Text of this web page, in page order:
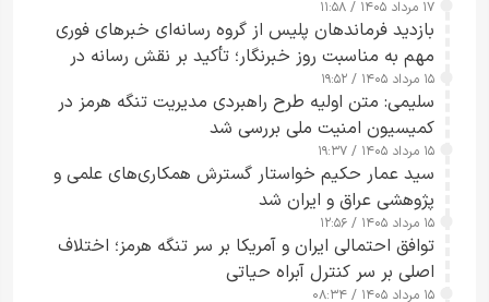
۱۷ مرداد ۱۴۰۵ / ۱۱:۵۸
بازدید فرماندهان پلیس از گروه رسانه‌ای خبرهای فوری
مهم به مناسبت روز خبرنگار؛ تأکید بر نقش رسانه در
تقویت امنیت و اعتماد عمومی
۱۵ مرداد ۱۴۰۵ / ۱۹:۵۲
سلیمی: متن اولیه طرح راهبردی مدیریت تنگه هرمز در
کمیسیون امنیت ملی بررسی شد
۱۵ مرداد ۱۴۰۵ / ۱۹:۳۷
سید عمار حکیم خواستار گسترش همکاری‌های علمی و
پژوهشی عراق و ایران شد
۱۵ مرداد ۱۴۰۵ / ۱۲:۵۶
توافق احتمالی ایران و آمریکا بر سر تنگه هرمز؛ اختلاف
اصلی بر سر کنترل آبراه حیاتی
۱۵ مرداد ۱۴۰۵ / ۰۸:۳۴